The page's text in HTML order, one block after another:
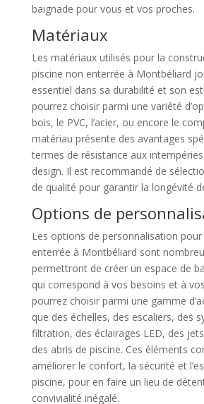
baignade pour vous et vos proches.
Matériaux
Les matériaux utilisés pour la
piscine non enterrée à Montbéliard
essentiel dans sa durabilité et son
pourrez choisir parmi une variété
bois, le PVC, l’acier, ou encore le
matériau présente des avantages
termes de résistance aux
design. Il est recommandé de
de qualité pour garantir la longévité
Options de
Les options de personnalisation
enterrée à Montbéliard sont
permettront de créer un espace de
qui correspond à vos besoins et à
pourrez choisir parmi une gamme
que des échelles, des escaliers, des
filtration, des éclairages LED, des
des abris de piscine. Ces éléments
améliorer le confort, la sécurité et
piscine, pour en faire un lieu de
convivialité inégalé.